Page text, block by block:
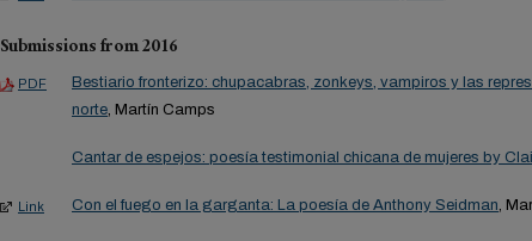
Submissions from 2016
PDF
Bestiario fronterizo: chupacabras, zonkeys, vampiros y las
norte, Martín Camps
Cantar de espejos: poesía testimonial chicana de mujeres by
Link Con el fuego en la garganta: La poesía de Anthony Seidman,